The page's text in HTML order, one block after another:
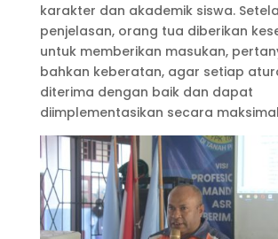
karakter dan akademik siswa.
penjelasan, orang tua diberikan
untuk memberikan masukan,
bahkan keberatan, agar setiap
diterima dengan baik dan dapat
diimplementasikan secara